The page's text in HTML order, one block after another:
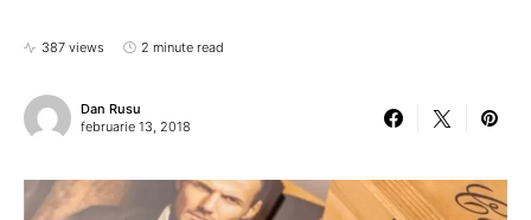
387 views 2 minute read
Dan Rusu
februarie 13, 2018